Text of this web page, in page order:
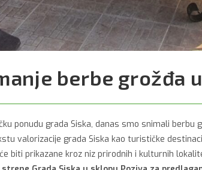
berbe grožđa
ponudu grada Siska, danas smo snimali berbu
valorizacije grada Siska kao turističke
biti prikazane kroz niz prirodnih i kulturnih